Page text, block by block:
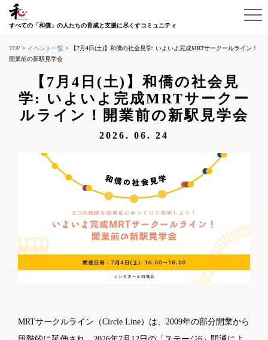
すべての「和僑」の人たちの育成と支援に尽くすコミュニティ
TOP > イベント一覧 >
【7月4日(土)】和僑の社会見学: いよいよ完成MRTサークールライン！
開業前の新駅見学会
【7月4日(土)】和僑の社会見
学: いよいよ完成MRTサークー
ルライン！開業前の新駅見学会
2026. 06. 24
MRTサークルライン（Circle Line）は、2009年の部分開業から